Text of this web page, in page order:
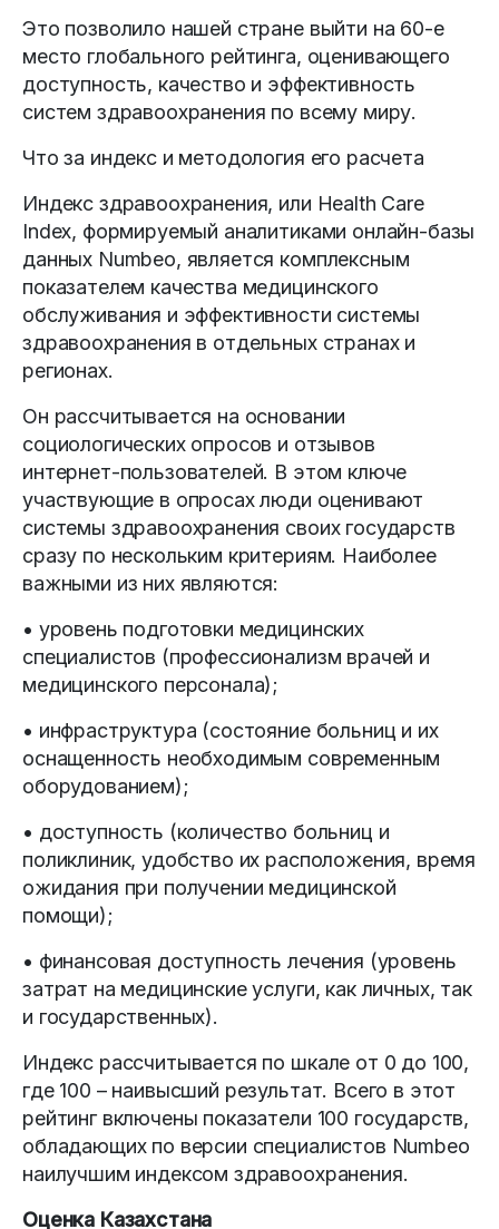
Это позволило нашей стране выйти на 60-е
место глобального рейтинга, оценивающего
доступность, качество и эффективность
систем здравоохранения по всему миру.
Что за индекс и методология его расчета
Индекс здравоохранения, или Health Care
Index, формируемый аналитиками онлайн-базы
данных Numbeo, является комплексным
показателем качества медицинского
обслуживания и эффективности системы
здравоохранения в отдельных странах и
регионах.
Он рассчитывается на основании
социологических опросов и отзывов
интернет-пользователей. В этом ключе
участвующие в опросах люди оценивают
системы здравоохранения своих государств
сразу по нескольким критериям. Наиболее
важными из них являются:
• уровень подготовки медицинских
специалистов (профессионализм врачей и
медицинского персонала);
• инфраструктура (состояние больниц и их
оснащенность необходимым современным
оборудованием);
• доступность (количество больниц и
поликлиник, удобство их расположения, время
ожидания при получении медицинской
помощи);
• финансовая доступность лечения (уровень
затрат на медицинские услуги, как личных, так
и государственных).
Индекс рассчитывается по шкале от 0 до 100,
где 100 – наивысший результат. Всего в этот
рейтинг включены показатели 100 государств,
обладающих по версии специалистов Numbeo
наилучшим индексом здравоохранения.
Оценка Казахстана